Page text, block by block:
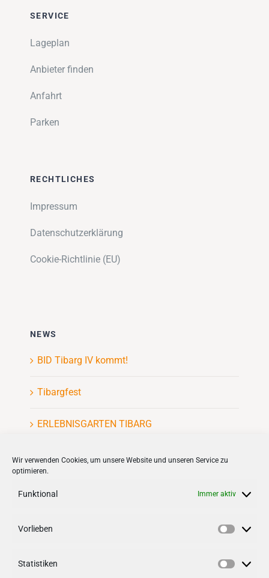
Wir verwenden Cookies, um unsere Website und unseren Service zu
optimieren.
Funktional Immer aktiv
Vorlieben
Statistiken
SERVICE
Lageplan
Anbieter finden
Anfahrt
Parken
RECHTLICHES
Impressum
Datenschutzerklärung
Cookie-Richtlinie (EU)
NEWS
BID Tibarg IV kommt!
Tibargfest
ERLEBNISGARTEN TIBARG
Kinderflohmarkt
Follow us on